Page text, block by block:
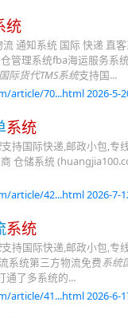
统
通知系统 国际 快递 直
管理系统fba海运服务系
国际货代TMS系统支持国...
article/70...html 2026-5-
系统
支持国际快递,邮政小包,专
仓储系统
article/42...html 2026-7-
系统
支持国际快递,邮政小包,专
系统第三方物流免费系统
通了多系统的...
article/41...html 2026-6-